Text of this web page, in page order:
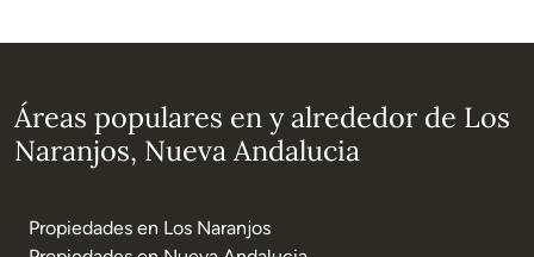
Áreas populares en y alrededor de Los
Naranjos, Nueva Andalucia
Propiedades en Los Naranjos